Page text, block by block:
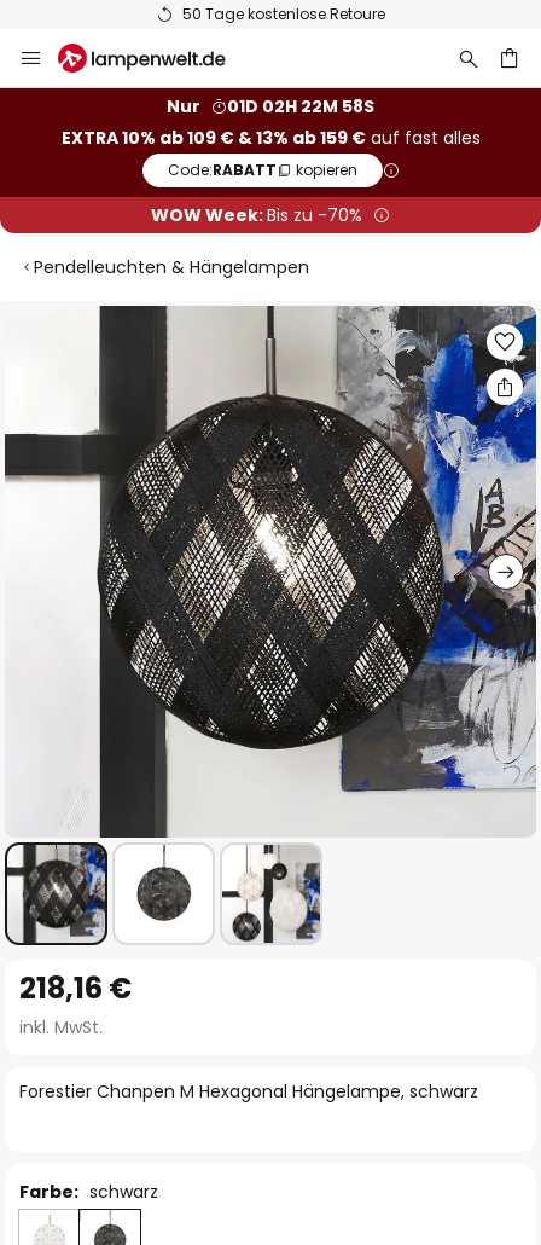
50 Tage kostenlose Retoure
Inhalt
Nur
01D 02H 22M 57S
EXTRA 10% ab 109 € & 13% ab 159 €auf fast alles
Code:RABATT kopieren
WOW Week:Bis zu -70%
Pendelleuchten & Hängelampen
springen
Anfang
der
springen
Forestier Chanpen M Hexagonal Hängelampe, schwarz
218,16 €
inkl. MwSt.
Farbe: schwarz